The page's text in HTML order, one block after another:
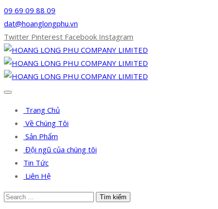
09 69 09 88 09
dat@hoanglongphu.vn
Twitter Pinterest Facebook Instagram
Trang Chủ
Về Chúng Tôi
Sản Phẩm
Đội ngũ của chúng tôi
Tin Tức
Liên Hệ